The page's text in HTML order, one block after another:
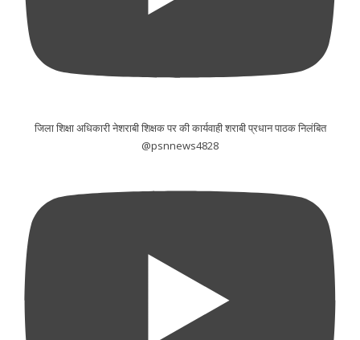
जिला शिक्षा अधिकारी नेशराबी शिक्षक पर की कार्यवाही शराबी प्रधान पाठक निलंबित
@psnnews4828